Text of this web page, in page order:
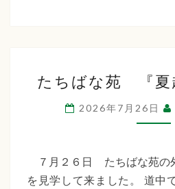
会
ち
ば
な
『
越
たちばな苑 『夏
2026年7月26日
７月２６日 たちばな苑の
を見学して来ました。 道中